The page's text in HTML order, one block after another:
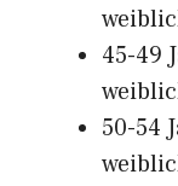
45-49
50-54